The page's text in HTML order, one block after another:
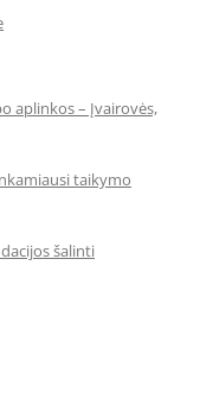
aplinkos – Įvairovės,
taikymo
šalinti